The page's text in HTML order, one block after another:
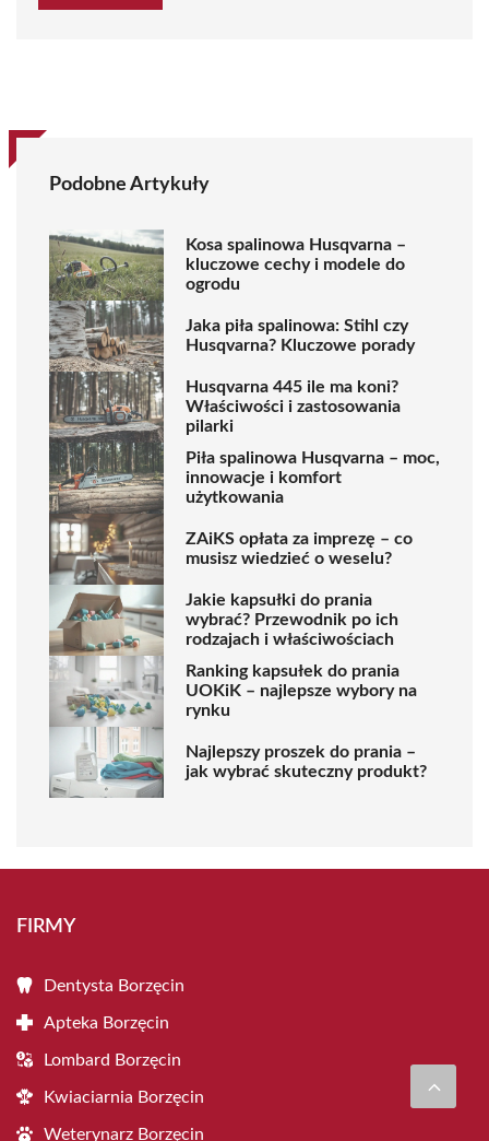
Podobne Artykuły
Kosa spalinowa Husqvarna –
kluczowe cechy i modele do
ogrodu
Jaka piła spalinowa: Stihl czy
Husqvarna? Kluczowe porady
Husqvarna 445 ile ma koni?
Właściwości i zastosowania
pilarki
Piła spalinowa Husqvarna – moc,
innowacje i komfort
użytkowania
ZAiKS opłata za imprezę – co
musisz wiedzieć o weselu?
Jakie kapsułki do prania
wybrać? Przewodnik po ich
rodzajach i właściwościach
Ranking kapsułek do prania
UOKiK – najlepsze wybory na
rynku
Najlepszy proszek do prania –
jak wybrać skuteczny produkt?
FIRMY
Dentysta Borzęcin
Apteka Borzęcin
Lombard Borzęcin
Kwiaciarnia Borzęcin
Weterynarz Borzęcin